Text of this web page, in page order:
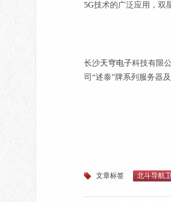
5G技术的广泛应用，双
长沙天穹电子科技有限
司“述泰”牌系列服务器
文章标签 北斗导航